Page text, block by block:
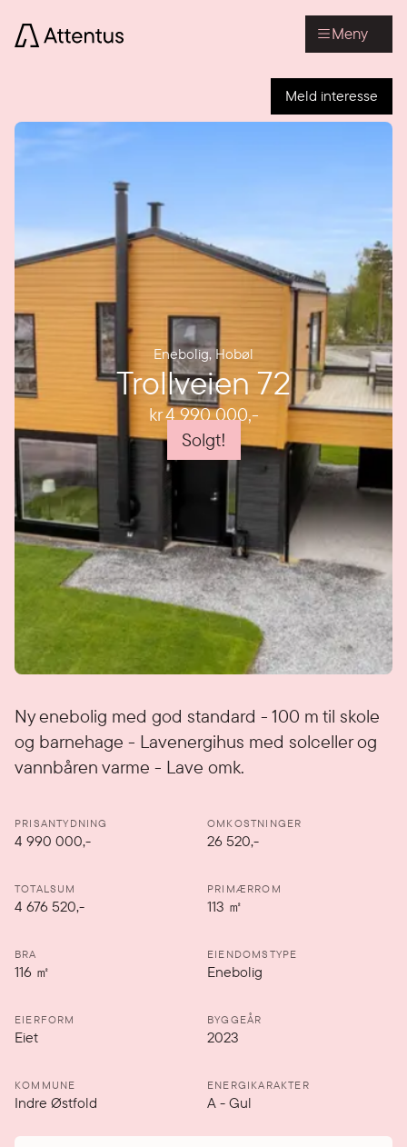
Meny
Meld interesse
Enebolig,Hobøl
Trollveien 72
kr 4 990 000,-
Solgt!
Ny enebolig med god standard - 100 m til skole
og barnehage - Lavenergihus med solceller og
vannbåren varme - Lave omk.
Detaljer
PRISANTYDNING
4 990 000,-
OMKOSTNINGER
26 520,-
TOTALSUM
4 676 520,-
PRIMÆRROM
113 ㎡
BRA
116 ㎡
EIENDOMSTYPE
Enebolig
EIERFORM
Eiet
BYGGEÅR
2023
KOMMUNE
Indre Østfold
ENERGIKARAKTER
A-Gul